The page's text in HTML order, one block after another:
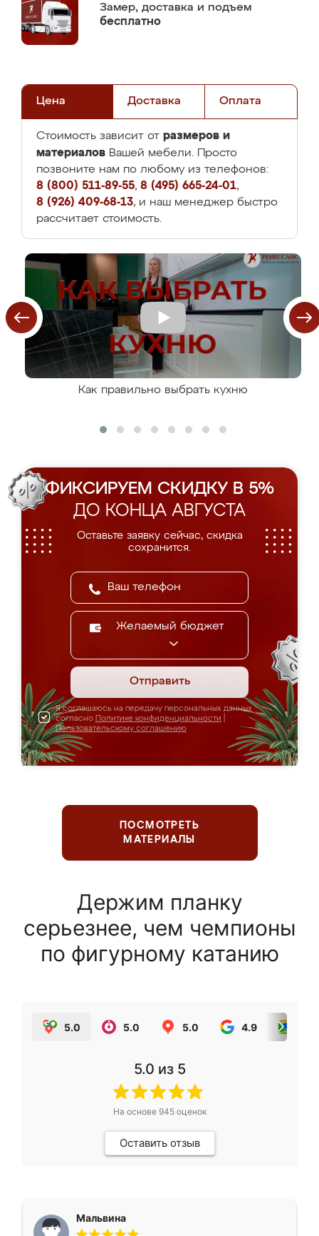
Замер, доставка и подъем
бесплатно
Цена Доставка Оплата
Стоимость зависит от размеров и
материалов Вашей мебели. Просто
позвоните нам по любому из телефонов:
8 (800) 511-89-55, 8 (495) 665-24-01,
8 (926) 409-68-13, и наш менеджер быстро
рассчитает стоимость.
Как правильно выбрать кухню
ФИКСИРУЕМ СКИДКУ В 5%
ДО КОНЦА АВГУСТА
Оставьте заявку сейчас, скидка
сохранится.
Желаемый бюджет
Отправить
Я соглашаюсь на передачу персональных данных
согласно Политике конфиденциальности
Пользовательскому соглашению
ПОСМОТРЕТЬ
МАТЕРИАЛЫ
Держим планку
серьезнее, чем чемпионы
по фигурному катанию
5.0 5.0 5.0 4.9
5.0 из 5
На основе 945оценок
Оставить отзыв
Мальвина